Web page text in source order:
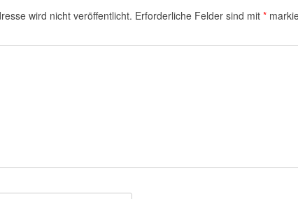
wird nicht veröffentlicht. Erforderliche Felder sind mit *